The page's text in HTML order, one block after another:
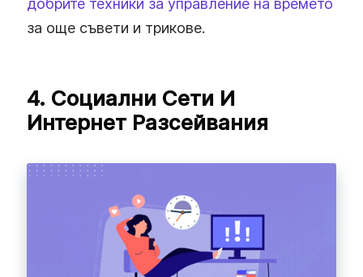
за още съвети и трикове.
4. Социални Сети И
Интернет Разсейвания